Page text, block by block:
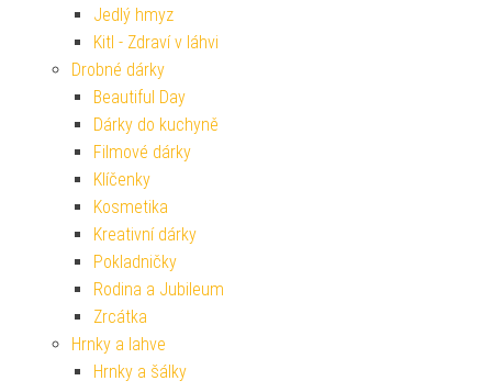
Jedlý hmyz
Kitl - Zdraví v láhvi
Drobné dárky
Beautiful Day
Dárky do kuchyně
Filmové dárky
Klíčenky
Kosmetika
Kreativní dárky
Pokladničky
Rodina a Jubileum
Zrcátka
Hrnky a lahve
Hrnky a šálky